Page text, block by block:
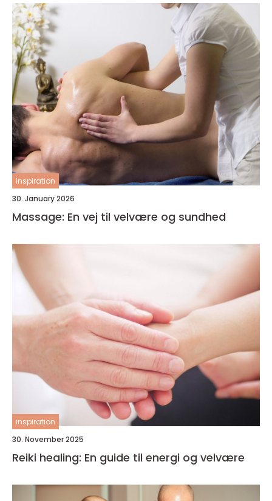
inspiration
30. January 2026
Massage: En vej til velvære og sundhed
inspiration
30. November 2025
Reiki healing: En guide til energi og velvære